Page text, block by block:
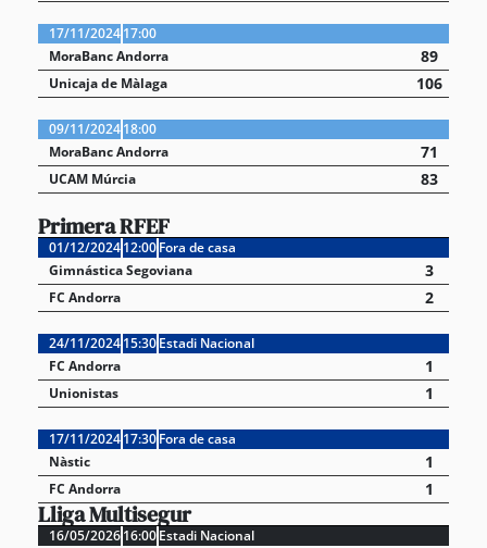
17/11/202417:00
MoraBanc Andorra
89
Unicaja de Màlaga 106
09/11/202418:00
MoraBanc Andorra
71
UCAM Múrcia 83
Primera RFEF
01/12/202412:00Fora de casa
Gimnástica Segoviana
3
FC Andorra 2
24/11/202415:30Estadi Nacional
FC Andorra
1
Unionistas 1
17/11/202417:30Fora de casa
Nàstic
1
FC Andorra 1
Lliga Multisegur
16/05/202616:00Estadi Nacional